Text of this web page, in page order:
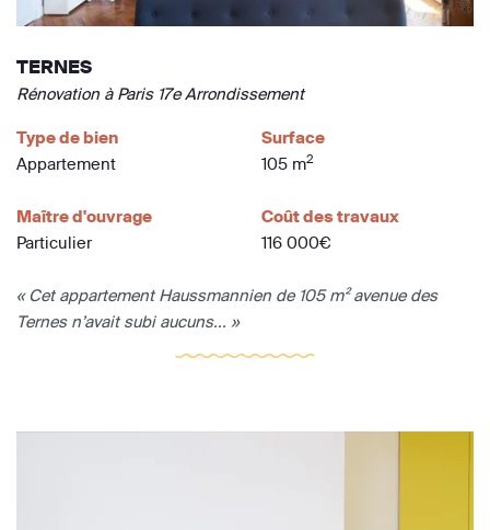
TERNES
Rénovation à Paris 17e Arrondissement
Type de bien
Appartement
Surface
105 m2
Maître d'ouvrage
Particulier
Coût des travaux
116 000€
« Cet appartement Haussmannien de 105 m² avenue des
Ternes n’avait subi aucuns... »